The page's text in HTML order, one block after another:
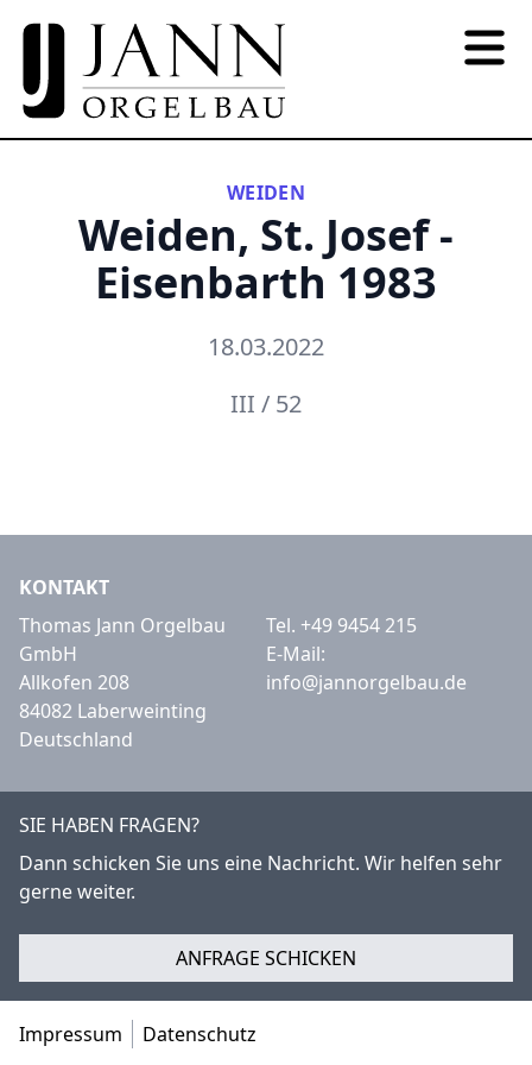
WEIDEN
Weiden, St. Josef -
Eisenbarth 1983
18.03.2022
III / 52
KONTAKT
Thomas Jann Orgelbau
GmbH
Allkofen 208
84082 Laberweinting
Deutschland
Tel. +49 9454 215
E-Mail:
info@jannorgelbau.de
SIE HABEN FRAGEN?
Dann schicken Sie uns eine Nachricht. Wir helfen sehr
gerne weiter.
ANFRAGE SCHICKEN
Impressum Datenschutz